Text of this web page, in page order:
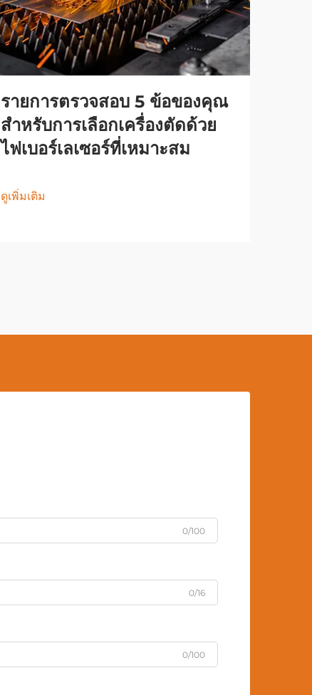
รายการตรวจสอบ 5 ข้อของคุณ
สำหรับการเลือกเครื่องตัดด้วย
ไฟเบอร์เลเซอร์ที่เหมาะสม
ดูเพิ่มเติม
0/100
0/16
0/100